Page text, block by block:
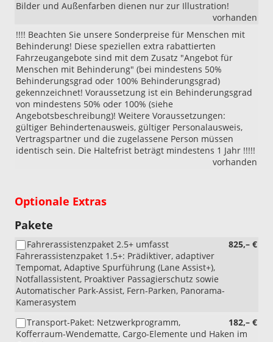
Bilder und Außenfarben dienen nur zur Illustration!
vorhanden
!!!! Beachten Sie unsere Sonderpreise für Menschen mit
Behinderung! Diese speziellen extra rabattierten
Fahrzeugangebote sind mit dem Zusatz "Angebot für
Menschen mit Behinderung" (bei mindestens 50%
Behinderungsgrad oder 100% Behinderungsgrad)
gekennzeichnet! Voraussetzung ist ein Behinderungsgrad
von mindestens 50% oder 100% (siehe
Angebotsbeschreibung)! Weitere Voraussetzungen:
gültiger Behindertenausweis, gültiger Personalausweis,
Vertragspartner und die zugelassene Person müssen
identisch sein. Die Haltefrist beträgt mindestens 1 Jahr !!!!!
vorhanden
Optionale Extras
Pakete
825,– €
Fahrerassistenzpaket 2.5+ umfasst
Fahrerassistenzpaket 1.5+: Prädiktiver, adaptiver
Tempomat, Adaptive Spurführung (Lane Assist+),
Notfallassistent, Proaktiver Passagierschutz sowie
Automatischer Park-Assist, Fern-Parken, Panorama-
Kamerasystem
182,– €
Transport-Paket: Netzwerkprogramm,
Kofferraum-Wendematte, Cargo-Elemente und Haken im